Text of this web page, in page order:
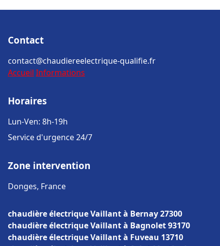
Contact
contact@chaudiereelectrique-qualifie.fr
Accueil Informations
Horaires
Lun-Ven: 8h-19h
Service d'urgence 24/7
Zone intervention
Donges, France
chaudière électrique Vaillant à Bernay 27300
chaudière électrique Vaillant à Bagnolet 93170
chaudière électrique Vaillant à Fuveau 13710